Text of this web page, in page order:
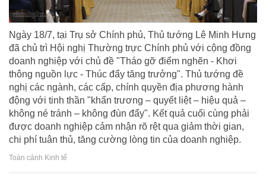
Ngày 18/7, tại Trụ sở Chính phủ, Thủ tướng Lê Minh Hưng
đã chủ trì Hội nghị Thường trực Chính phủ với cộng đồng
doanh nghiệp với chủ đề "Tháo gỡ điểm nghẽn - Khơi
thông nguồn lực - Thúc đẩy tăng trưởng". Thủ tướng đề
nghị các ngành, các cấp, chính quyền địa phương hành
động với tinh thần "khẩn trương – quyết liệt – hiệu quả –
không né tránh – không đùn đẩy". Kết quả cuối cùng phải
được doanh nghiệp cảm nhận rõ rệt qua giảm thời gian,
chi phí tuân thủ, tăng cường lòng tin của doanh nghiệp.
Toàn cảnh Kinh tế